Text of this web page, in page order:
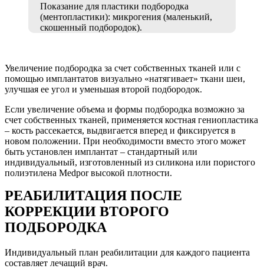
Показание для пластики подбородка
(ментопластики): микрогения (маленький,
скошенный подбородок).
Увеличение подбородка за счет собственных тканей или с
помощью имплантатов визуально «натягивает» ткани шеи,
улучшая ее угол и уменьшая второй подбородок.
Если увеличение объема и формы подбородка возможно за
счет собственных тканей, применяется костная гениопластика
– кость рассекается, выдвигается вперед и фиксируется в
новом положении. При необходимости вместо этого может
быть установлен имплантат – стандартный или
индивидуальный, изготовленный из силикона или пористого
полиэтилена Medpor высокой плотности.
РЕАБИЛИТАЦИЯ ПОСЛЕ
КОРРЕКЦИИ ВТОРОГО
ПОДБОРОДКА
Индивидуальный план реабилитации для каждого пациента
составляет лечащий врач.